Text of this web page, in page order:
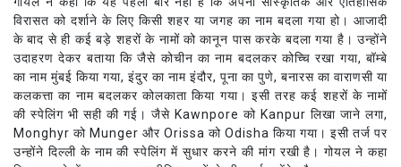
विरासत को दर्शाने के लिए किसी शहर या जगह का नाम बदला गया हो। आजादी
के बाद से ही कई बड़े शहरों के नामों को कानून पास करके बदला गया है। उन्होंने
उदाहरण देकर बताया कि जैसे कोचीन का नाम बदलकर कोच्चि रखा गया, बॉम्बे
का नाम मुंबई किया गया, इंदुर का नाम इंदौर, पूना का पुणे, बनारस का वाराणसी या
कलकत्ता का नाम बदलकर कोलकाता किया गया। इसी तरह कई शहरों के नामों
की स्पेलिंग भी सही की गई। जैसे Kawnpore को Kanpur लिखा जाने लगा,
Monghyr को Munger और Orissa को Odisha किया गया। इसी तर्ज पर
उन्होंने दिल्ली के नाम की स्पेलिंग में सुधार करने की मांग रखी है। गोयल ने कहा